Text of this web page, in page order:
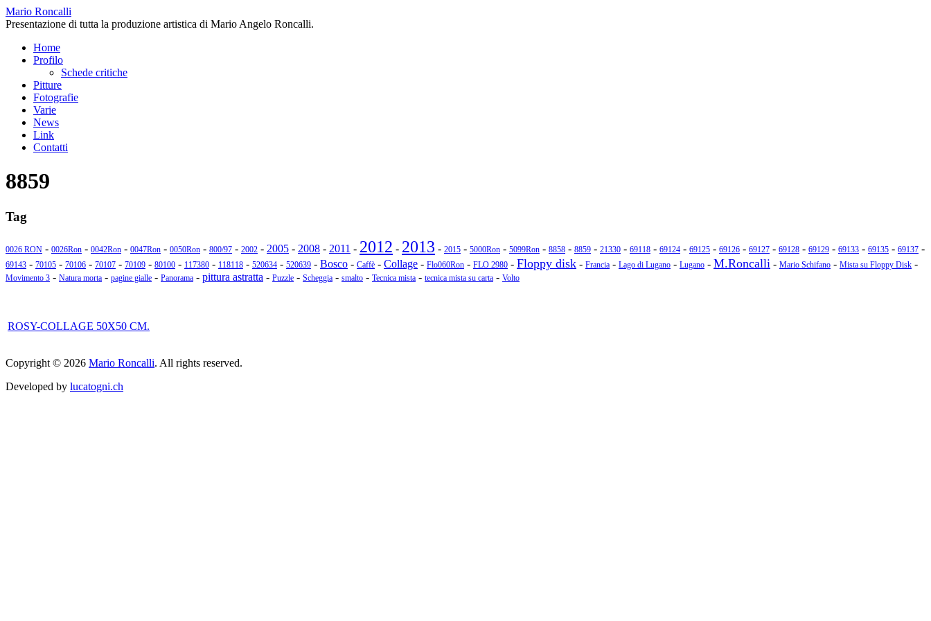
Mario Roncalli
Presentazione di tutta la produzione artistica di Mario Angelo Roncalli.
Home
Profilo
Schede critiche
Pitture
Fotografie
Varie
News
Link
Contatti
8859
Tag
0026 RON - 0026Ron - 0042Ron - 0047Ron - 0050Ron - 800/97 - 2002 - 2005 - 2008 - 2011 - 2012 - 2013 - 2015 - 5000Ron - 5099Ron - 8858 - 8859 - 21330 - 69118 - 69124 - 69125 - 69126 - 69127 - 69128 - 69129 - 69133 - 69135 - 69137 -
69143 - 70105 - 70106 - 70107 - 70109 - 80100 - 117380 - 118118 - 520634 - 520639 - Bosco - Caffè - Collage - Flo060Ron - FLO 2980 - Floppy disk - Francia - Lago di Lugano - Lugano - M.Roncalli - Mario Schifano - Mista su Floppy Disk -
Movimento 3 - Natura morta - pagine gialle - Panorama - pittura astratta - Puzzle - Scheggia - smalto - Tecnica mista - tecnica mista su carta - Volto
ROSY-COLLAGE 50X50 CM.
Copyright © 2026 Mario Roncalli. All rights reserved.
Developed by lucatogni.ch